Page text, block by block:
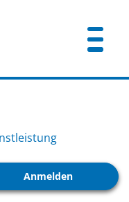
Anmelden